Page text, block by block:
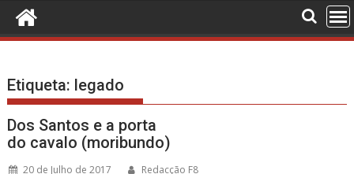
Etiqueta: legado
Dos Santos e a porta
do cavalo (moribundo)
20 de Julho de 2017 Redacção F8